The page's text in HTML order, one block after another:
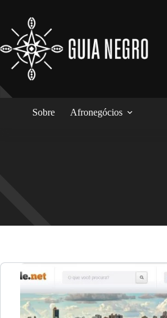
conteúdo
Sobre Afronegócios